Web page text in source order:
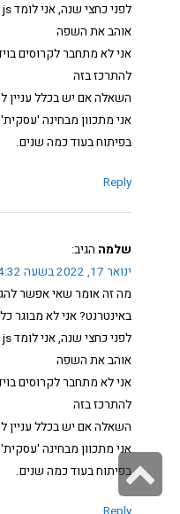
לפני כחצי שנה, אני לומד js (מהספר המעולה שלך
אוהב את השפה
אני לא מתחבר לקרוסים
להתרכז בזה
השאלה אם יש בכלל עניין
אני מתכוון מבחינה
בפיתוח בעוד כמה שנים.
Reply
שלמה הגיב:
ינואר 17, 2022 בשעה 4:32 am
מה זה אומר שאי אפשר
באינטרנט? אני לא מבוגר
לפני כחצי שנה, אני לומד js (מהספר המעולה שלך
אוהב את השפה
אני לא מתחבר לקרוסים
להתרכז בזה
השאלה אם יש בכלל עניין
אני מתכוון מבחינה
בפיתוח בעוד כמה שנים.
גלילה
לראש